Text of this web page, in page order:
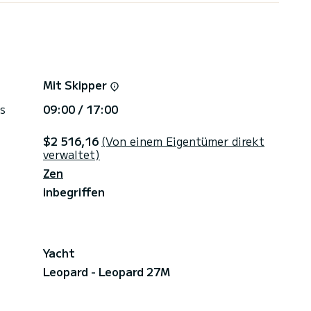
mit zwei leistungsstarken Caterpillar-
von 30 Knoten erreichen und sie zur
verfügbar.
Formeln anbieten (Preis hängt von der
Mit Skipper
09:00 / 17:00
$2 516,16 (Von einem Eigentümer direkt
verwaltet)
Zen
inbegriffen
Yacht
Leopard - Leopard 27M